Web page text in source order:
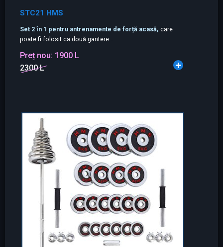
STC21 HMS
Set 2 în 1 pentru antrenamente de forță acasă, care
poate fi folosit ca două gantere...
Preț nou: 1900 L
2300 L